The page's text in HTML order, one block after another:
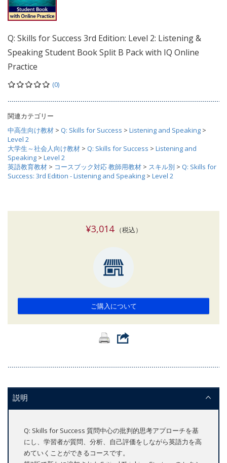
Q: Skills for Success 3rd Edition: Level 2: Listening &
Speaking Student Book Split B Pack with IQ Online
Practice
(0)
関連カテゴリー
中高生向け教材 > Q: Skills for Success > Listening and Speaking >
Level 2
大学生～社会人向け教材 > Q: Skills for Success > Listening and
Speaking > Level 2
英語教育教材 > コースブック対応 教師用教材 > スキル別 > Q: Skills for
Success: 3rd Edition - Listening and Speaking > Level 2
¥3,014（税込）
ご購入について
説明
Q: Skills for Success 質問中心の批判的思考アプローチを基
にし、学習者が質問、分析、自己評価をしながら英語力を高
めていくことができるコースです。